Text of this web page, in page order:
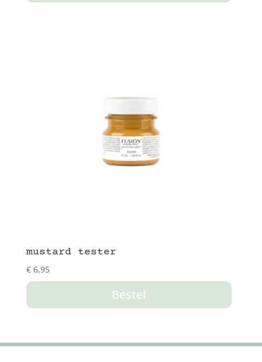
mustard tester
€6,95
Bestel